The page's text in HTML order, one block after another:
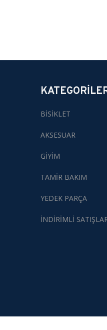
BİSİKLET
AKSESUAR
GİYİM
TAMİR BAKIM
YEDEK PARÇA
İNDİRİMLİ